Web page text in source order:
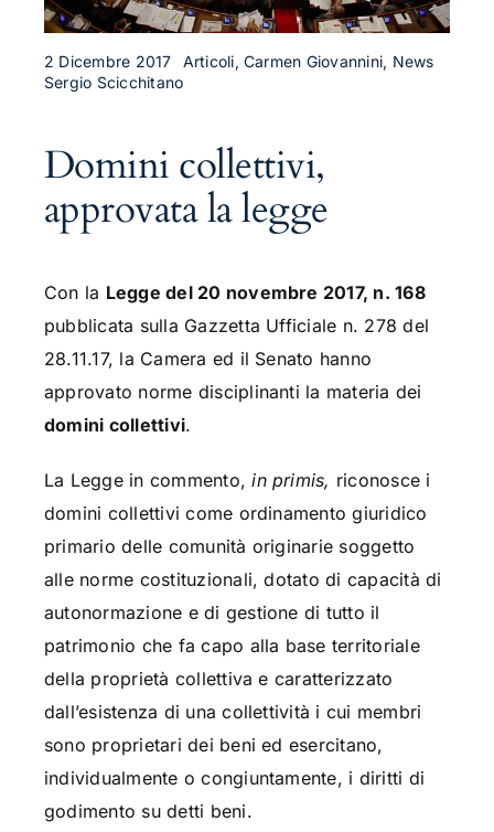
2 Dicembre 2017
Articoli, Carmen Giovannini, News
Sergio Scicchitano
Domini collettivi,
approvata la legge
Con la Legge del 20 novembre 2017, n. 168
pubblicata sulla Gazzetta Ufficiale n. 278 del
28.11.17, la Camera ed il Senato hanno
approvato norme disciplinanti la materia dei
domini collettivi.
La Legge in commento,in primis, riconosce i
domini collettivi come ordinamento giuridico
primario delle comunità originarie soggetto
alle norme costituzionali, dotato di capacità di
autonormazione e di gestione di tutto il
patrimonio che fa capo alla base territoriale
della proprietà collettiva e caratterizzato
dall’esistenza di una collettività i cui membri
sono proprietari dei beni ed esercitano,
individualmente o congiuntamente, i diritti di
godimento su detti beni.